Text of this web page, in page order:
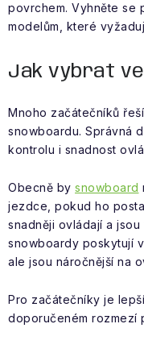
povrchem. Vyhněte se
modelům, které
Jak vybrat
Mnoho začátečníků
snowboardu. Správná
kontrolu i snadnost
Obecně by snowboard
jezdce, pokud ho
snadněji ovládají a
snowboardy poskytují
ale jsou náročnější na
Pro začátečníky je
doporučeném rozmezí